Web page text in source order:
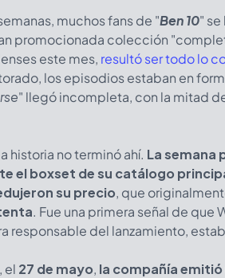
muchos fans de "Ben 10"
promocionada colección
este mes, resultó ser todo lo
los episodios estaban en
" llegó incompleta, con la mitad
historia no terminó ahí. La semana
el boxset de su catálogo
su precio, que
. Fue una primera señal de que
responsable del lanzamiento,
el 27 de mayo, la compañía